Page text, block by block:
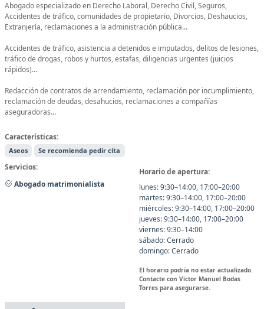
Abogado especializado en Derecho Laboral, Derecho Civil, Seguros,
Accidentes de tráfico, comunidades de propietario, Divorcios, Deshaucios,
Extranjería, reclamaciones a la administración pública...
Accidentes de tráfico, asistencia a detenidos e imputados, delitos de lesiones,
tráfico de drogas, robos y hurtos, estafas, diligencias urgentes (juicios
rápidos)...
Redacción de contratos de arrendamiento, reclamación por incumplimiento,
reclamación de deudas, desahucios, reclamaciones a compañías
aseguradoras...
Características:
Aseos Se recomienda pedir cita
Servicios:
Abogado matrimonialista
Horario de apertura:
lunes: 9:30–14:00, 17:00–20:00
martes: 9:30–14:00, 17:00–20:00
miércoles: 9:30–14:00, 17:00–20:00
jueves: 9:30–14:00, 17:00–20:00
viernes: 9:30–14:00
sábado: Cerrado
domingo: Cerrado
El horario podría no estar actualizado.
Contacte con Victor Manuel Bodas
Torres para asegurarse.